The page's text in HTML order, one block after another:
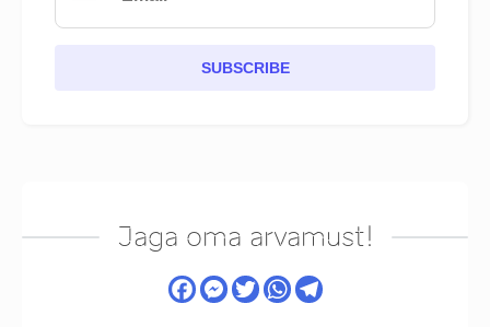
SUBSCRIBE
Jaga oma arvamust!